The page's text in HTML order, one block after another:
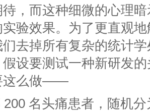
，而这种细微的心理
验效果。为了更直观
去掉所有复杂的统计
设要测试一种新研发
这么做——
200 名头痛患者，随机